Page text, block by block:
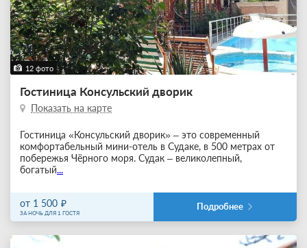
12 фото
Гостиница Консульский дворик
Показать на карте
Гостиница «Консульский дворик» – это современный
комфортабельный мини-отель в Судаке, в 500 метрах от
побережья Чёрного моря. Судак – великолепный,
богатый...
от 1 500
ЗА НОЧЬ ДЛЯ 1 ГОСТЯ
Подробнее